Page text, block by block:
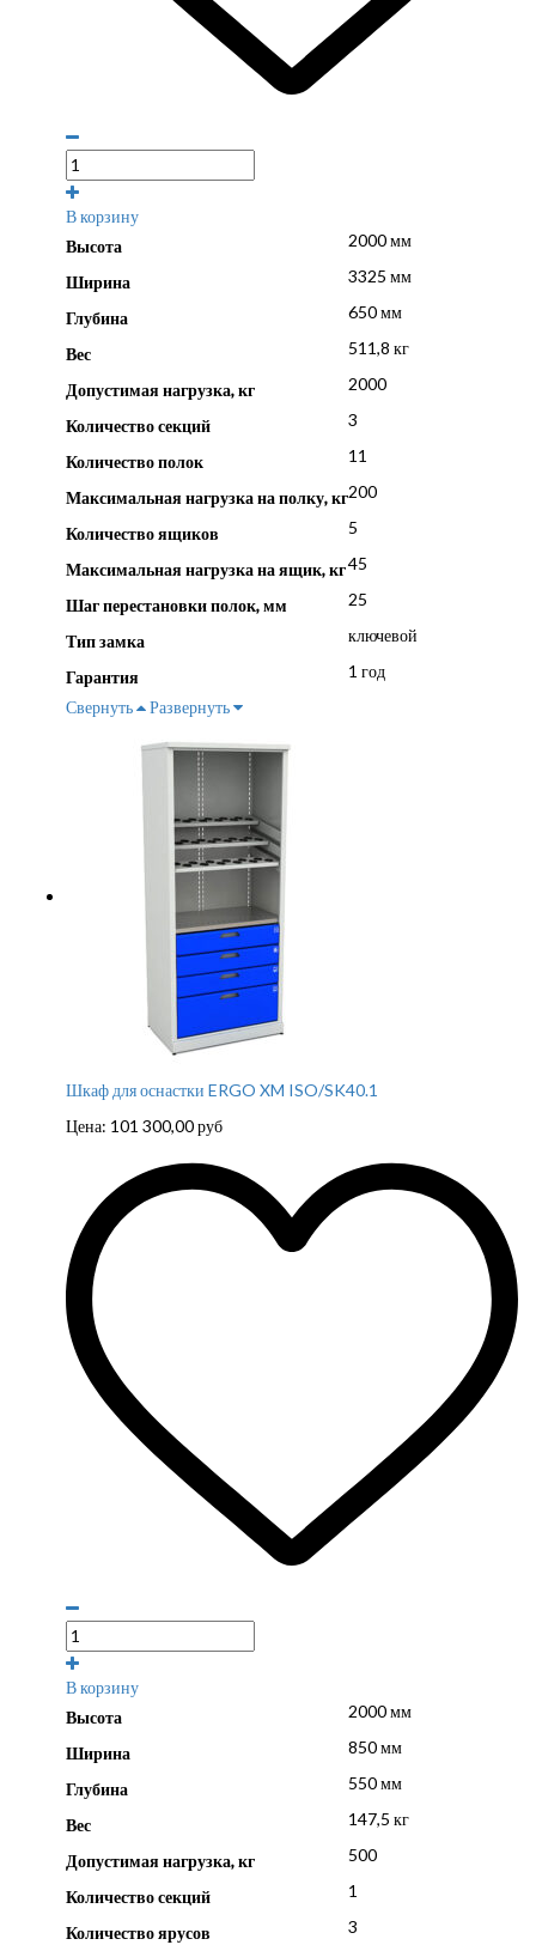
В корзину
Высота
2000 мм
Ширина 3325 мм
Глубина 650 мм
Вес 511,8 кг
Допустимая нагрузка, кг 2000
Количество секций 3
Количество полок 11
Максимальная нагрузка на полку, кг200
Количество ящиков 5
Максимальная нагрузка на ящик, кг45
Шаг перестановки полок, мм 25
Тип замка ключевой
Гарантия
1 год
Свернуть
Развернуть
Шкаф для оснастки ERGO XM ISO/SK40.1
Цена: 101 300,00руб
В корзину
Высота
2000 мм
Ширина 850 мм
Глубина 550 мм
Вес 147,5 кг
Допустимая нагрузка, кг 500
Количество секций 1
Количество ярусов 3